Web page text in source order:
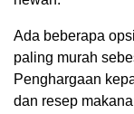
Ada beberapa
paling murah
Penghargaan
dan resep